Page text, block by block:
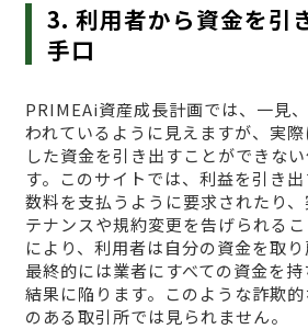
3. 利用者から資金を引
手口
PRIMEAi資産成長計画では、一見
われているように見えますが、実
した資金を引き出すことができな
す。このサイトでは、利益を引き
数料を支払うように要求されたり
テナンスや規約変更を告げられる
により、利用者は自分の資金を取り
最終的には業者にすべての資金を
結果に陥ります。このような詐欺
のある取引所では見られません。